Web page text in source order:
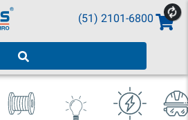
(51) 2101-6800